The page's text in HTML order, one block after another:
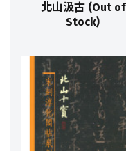
北山汲古 (Out of
Stock)